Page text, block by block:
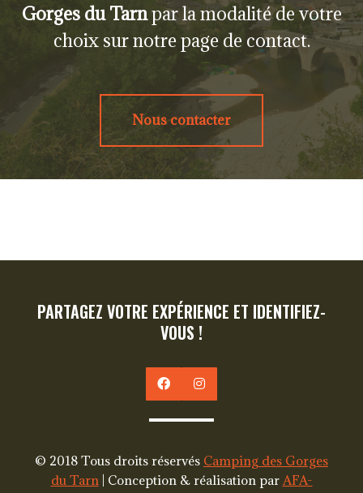
Gorges du Tarnpar la modalité de votre
choix sur notre page de contact.
Nous contacter
PARTAGEZ VOTRE EXPÉRIENCE ET IDENTIFIEZ-
VOUS !
© 2018 Tous droits réservés Camping des Gorges
du Tarn | Conception & réalisation par AFA-